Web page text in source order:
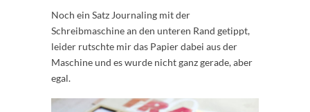
Noch ein Satz Journaling mit der
Schreibmaschine an den unteren Rand getippt,
leider rutschte mir das Papier dabei aus der
Maschine und es wurde nicht ganz gerade, aber
egal.